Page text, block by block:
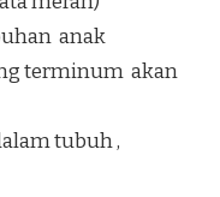
anak
terminum akan
tubuh ,